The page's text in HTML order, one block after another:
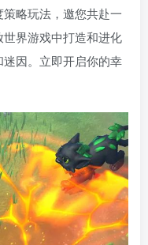
略玩法，邀您共赴一
界游戏中打造和进化
因。立即开启你的幸